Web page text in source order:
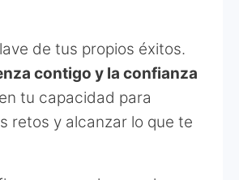
de tus propios éxitos.
contigo y la confianza
en tu capacidad para
retos y alcanzar lo que te